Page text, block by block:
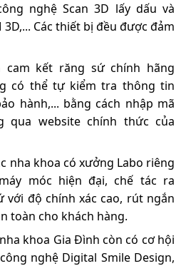
nghệ Scan 3D lấy dấu và
3D,... Các thiết bị đều được đảm
cam kết răng sứ chính hãng
có thể tự kiểm tra thông tin
hành,... bằng cách nhập mã
qua website chính thức của
nha khoa có xưởng Labo riêng
móc hiện đại, chế tác ra
với độ chính xác cao, rút ngắn
toàn cho khách hàng.
khoa Gia Đình còn có cơ hội
nghệ Digital Smile Design,